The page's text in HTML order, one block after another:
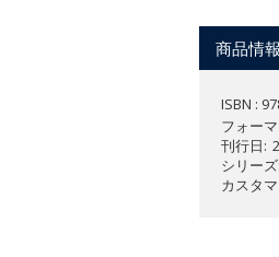
商品情報
ISBN :
フォー
刊行日
シリーズ
カスタ